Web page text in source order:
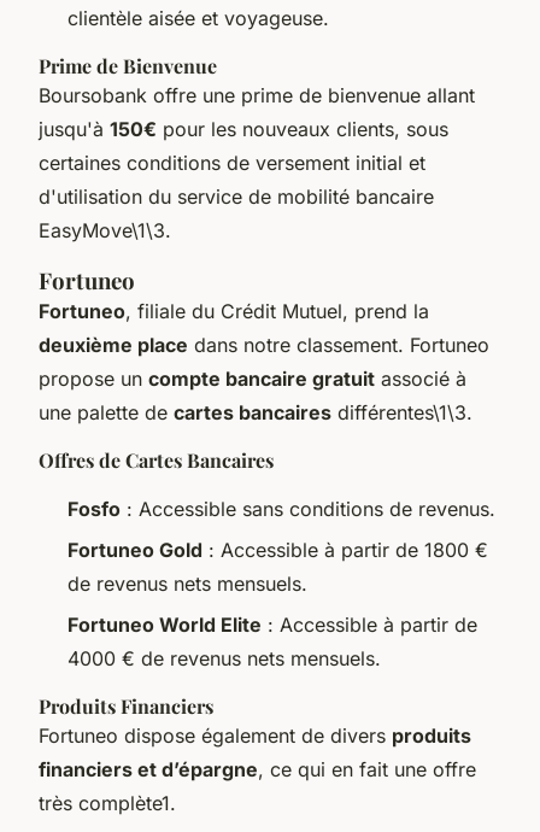
clientèle aisée et voyageuse.
Prime de Bienvenue
Boursobank offre une prime de bienvenue allant
jusqu'à 150€ pour les nouveaux clients, sous
certaines conditions de versement initial et
d'utilisation du service de mobilité bancaire
EasyMove\1\3.
Fortuneo
Fortuneo, filiale du Crédit Mutuel, prend la
deuxième place dans notre classement. Fortuneo
propose un compte bancaire gratuit associé à
une palette de cartes bancaires différentes\1\3.
Offres de Cartes Bancaires
Fosfo : Accessible sans conditions de revenus.
Fortuneo Gold : Accessible à partir de 1800 €
de revenus nets mensuels.
Fortuneo World Elite : Accessible à partir de
4000 € de revenus nets mensuels.
Produits Financiers
Fortuneo dispose également de divers produits
financiers et d’épargne, ce qui en fait une offre
très complète1.